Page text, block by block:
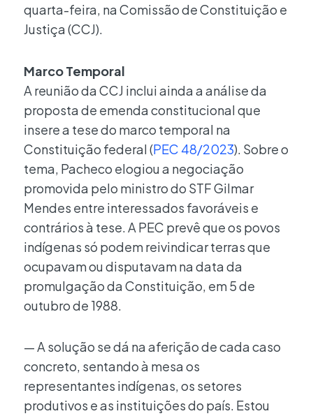
quarta-feira, na Comissão de Constituição e
Justiça (CCJ).
Marco Temporal
A reunião da CCJ inclui ainda a análise da
proposta de emenda constitucional que
insere a tese do marco temporal na
Constituição federal (PEC 48/2023). Sobre o
tema, Pacheco elogiou a negociação
promovida pelo ministro do STF Gilmar
Mendes entre interessados favoráveis e
contrários à tese. A PEC prevê que os povos
indígenas só podem reivindicar terras que
ocupavam ou disputavam na data da
promulgação da Constituição, em 5 de
outubro de 1988.
— A solução se dá na aferição de cada caso
concreto, sentando à mesa os
representantes indígenas, os setores
produtivos e as instituições do país. Estou